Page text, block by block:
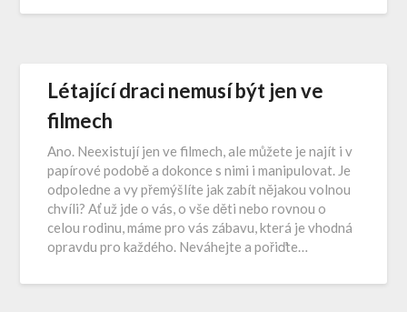
Létající draci nemusí být jen ve
filmech
Ano. Neexistují jen ve filmech, ale můžete je najít i v
papírové podobě a dokonce s nimi i manipulovat. Je
odpoledne a vy přemýšlíte jak zabít nějakou volnou
chvíli? Ať už jde o vás, o vše děti nebo rovnou o
celou rodinu, máme pro vás zábavu, která je vhodná
opravdu pro každého. Neváhejte a pořiďte…